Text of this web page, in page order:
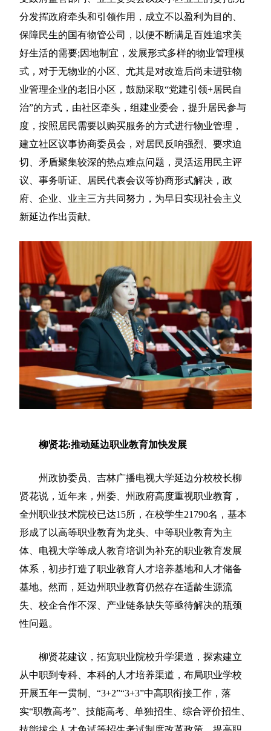
分发挥政府牵头和引领作用，成立不以盈利为目的、
保障民生的国有物管公司，以便不断满足百姓追求美
好生活的需要;因地制宜，发展形式多样的物业管理模
式，对于无物业的小区、尤其是对改造后尚未进驻物
业管理企业的老旧小区，鼓励采取“党建引领+居民自
治”的方式，由社区牵头，组建业委会，提升居民参与
度，按照居民需要以购买服务的方式进行物业管理，
建立社区议事协商委员会，对居民反响强烈、要求迫
切、矛盾聚集较深的热点难点问题，灵活运用民主评
议、事务听证、居民代表会议等协商形式解决，政
府、企业、业主三方共同努力，为早日实现社会主义
新延边作出贡献。
柳贤花:推动延边职业教育加快发展
州政协委员、吉林广播电视大学延边分校校长柳
贤花说，近年来，州委、州政府高度重视职业教育，
全州职业技术院校已达15所，在校学生21790名，基本
形成了以高等职业教育为龙头、中等职业教育为主
体、电视大学等成人教育培训为补充的职业教育发展
体系，初步打造了职业教育人才培养基地和人才储备
基地。然而，延边州职业教育仍然存在适龄生源流
失、校企合作不深、产业链条缺失等亟待解决的瓶颈
性问题。
柳贤花建议，拓宽职业院校升学渠道，探索建立
从中职到专科、本科的人才培养渠道，布局职业学校
开展五年一贯制、“3+2”“3+3”中高职衔接工作，落
实“职教高考”、技能高考、单独招生、综合评价招生、